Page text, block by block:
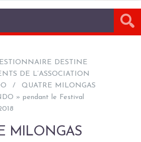
DESTINE
DE L’ASSOCIATION
QUATRE MILONGAS
» pendant le Festival
MILONGAS